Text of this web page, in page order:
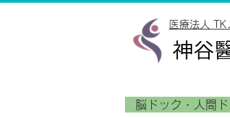
医療法人 TK
脳ドック・人間